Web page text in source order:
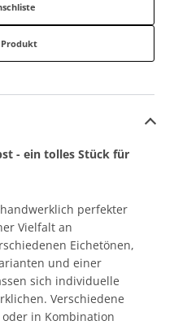
Produkt
- ein tolles Stück für
perfekter
Vielfalt an
Eichetönen,
und einer
sich individuelle
Verschiedene
in Kombination